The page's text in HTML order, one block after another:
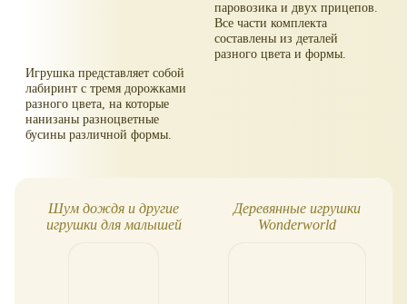
Игрушка представляет собой
лабиринт с тремя дорожками
разного цвета, на которые
нанизаны разноцветные
бусины различной формы.
паровозика и двух прицепов.
Все части комплекта
составлены из деталей
разного цвета и формы.
Шум дождя и другие
игрушки для малышей
Деревянные игрушки
Wonderworld